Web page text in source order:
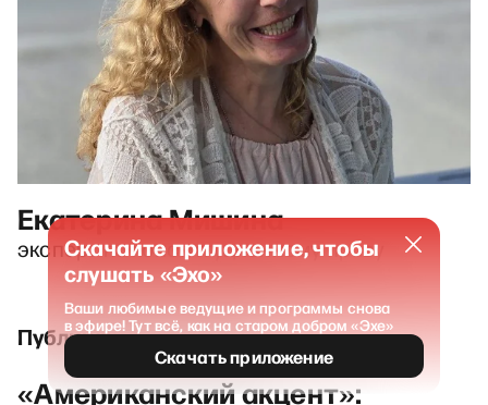
Екатерина Мишина
эксперт по конституционному праву
Публикации и выпуски
«Американский акцент»:
Скачайте приложение, чтобы
слушать «Эхо»
Ваши любимые ведущие и программы снова
в эфире! Тут всё, как на старом добром «Эхе»
Скачать приложение